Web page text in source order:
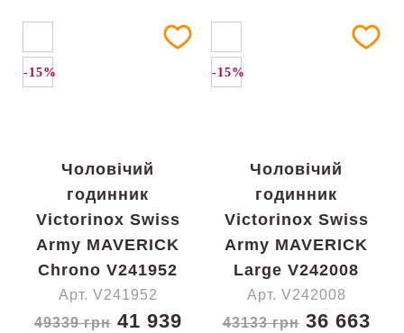
-15%
Чоловічий
годинник
Victorinox Swiss
Army MAVERICK
Chrono V241952
Арт. V241952
49339 грн41 939
-15%
Чоловічий
годинник
Victorinox Swiss
Army MAVERICK
Large V242008
Арт. V242008
43133 грн36 663